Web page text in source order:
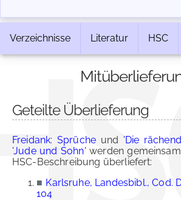
Verzeichnisse Literatur HSC
Geteilte Überlieferung
Freidank: Sprüche und 'Die
'Jude und Sohn' werden
HSC-Beschreibung überliefert:
■ Karlsruhe, Landesbibl., Cod.
104